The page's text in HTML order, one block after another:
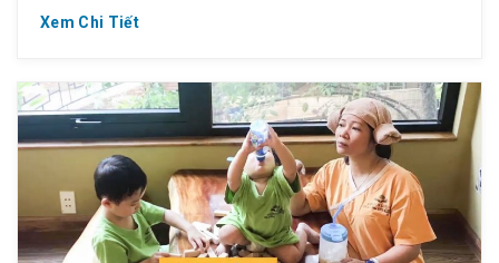
Jjim Jil Bang.
? Thời gian: từ ngày 16/12 ~ 21/12/2019
⛱ Checkin từ 8h ~ 12h ? Tặng 1 voucher trị giá
335K cho NỮ trên 1.2m
Xem Chi Tiết